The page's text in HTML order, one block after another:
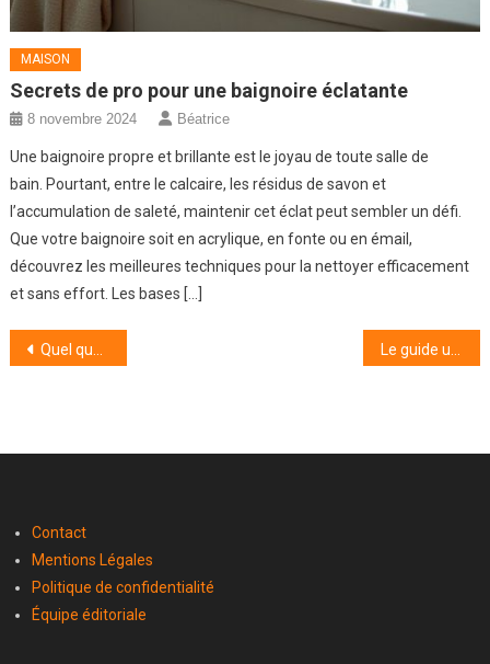
MAISON
Secrets de pro pour une baignoire éclatante
8 novembre 2024 Béatrice
Une baignoire propre et brillante est le joyau de toute salle de
bain. Pourtant, entre le calcaire, les résidus de savon et
l’accumulation de saleté, maintenir cet éclat peut sembler un défi.
Que votre baignoire soit en acrylique, en fonte ou en émail,
découvrez les meilleures techniques pour la nettoyer efficacement
et sans effort. Les bases […]
Navigation
Quel quartier choisir à Lyon pour une vie de famille épanouissante ? Le guide ultime pour planter les pommes de terre : quand et comment réussir sa plantation ?
Contact
Mentions Légales
Politique de confidentialité
Équipe éditoriale